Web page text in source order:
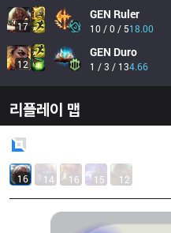
17
GEN Ruler
10 / 0 / 518.00
12
GEN Duro
1 / 3 / 134.66
리플레이 맵
16 14 16 15 12